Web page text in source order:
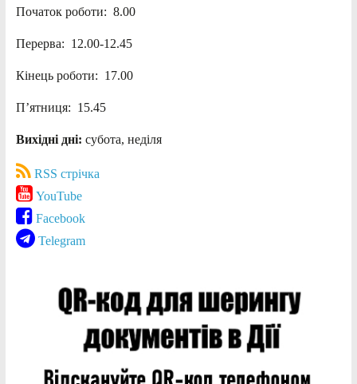
Початок роботи: 8.00
Перерва: 12.00-12.45
Кінець роботи: 17.00
П’ятниця: 15.45
Вихідні дні: субота, неділя
RSS стрічка
YouTube
Facebook
Telegram